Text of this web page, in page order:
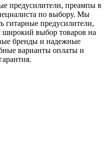
предусилители, преампы в
по выбору. Мы
гитарные предусилители,
широкий выбор товаров на
бренды и надежные
варианты оплаты и